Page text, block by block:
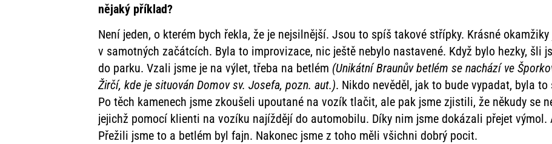
nějaký příklad?
Není jeden, o kterém bych řekla, že je nejsilnější. Jsou to spíš takové střípky. Krásné
v samotných začátcích. Byla to improvizace, nic ještě nebylo nastavené. Když bylo hezky, šli
do parku. Vzali jsme je na výlet, třeba na betlém (Unikátní Braunův betlém se nachází ve
Žirčí, kde je situován Domov sv. Josefa, pozn. aut.). Nikdo nevěděl, jak to bude vypadat, byla
Po těch kamenech jsme zkoušeli upoutané na vozík tlačit, ale pak jsme zjistili, že někudy se
jejichž pomocí klienti na vozíku najíždějí do automobilu. Díky nim jsme dokázali přejet výmol.
Přežili jsme to a betlém byl fajn. Nakonec jsme z toho měli všichni dobrý pocit.